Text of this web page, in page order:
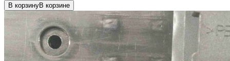
В корзинуВ корзине